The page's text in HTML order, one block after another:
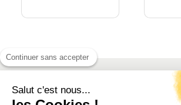
À PROPOS
Continuer sans accepter
Salut c'est nous...